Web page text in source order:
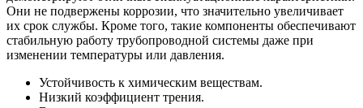
Они не подвержены коррозии, что значительно увеличивает
их срок службы. Кроме того, такие компоненты обеспечивают
стабильную работу трубопроводной системы даже при
изменении температуры или давления.
Устойчивость к химическим веществам.
Низкий коэффициент трения.